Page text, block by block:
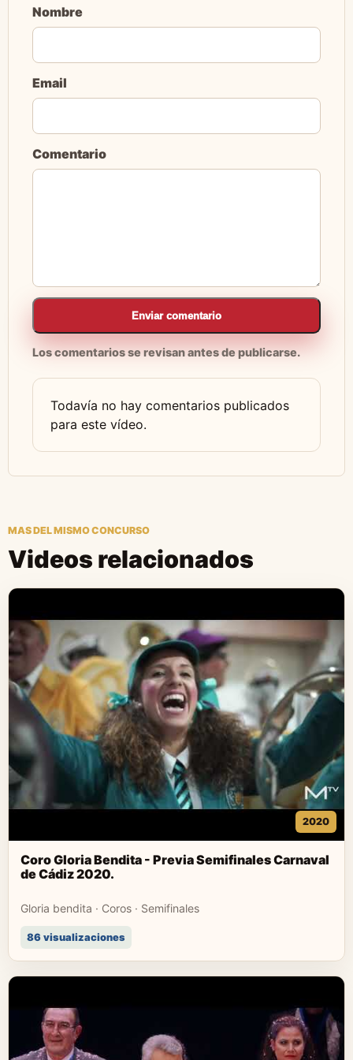
Nombre
Email
Comentario
Enviar comentario
Los comentarios se revisan antes de publicarse.
Todavía no hay comentarios publicados
para este vídeo.
MAS DEL MISMO CONCURSO
Videos relacionados
2020
Coro Gloria Bendita - Previa Semifinales Carnaval
de Cádiz 2020.
Gloria bendita · Coros · Semifinales
86 visualizaciones